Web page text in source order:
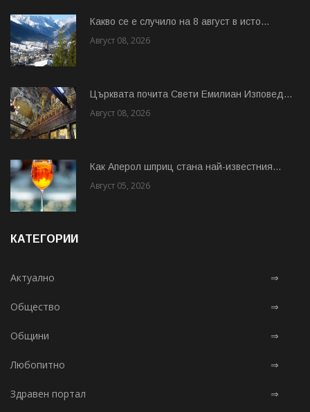
Какво се е случило на 8 август в исто...
Август 08, 2026
Църквата почита Свeти Емилиан Изповед...
Август 08, 2026
Как Аперол шприц стана най-известния...
Август 05, 2026
КАТЕГОРИИ
Актуално ⇒
Общество ⇒
Общини ⇒
Любопитно ⇒
Здравен портал ⇒